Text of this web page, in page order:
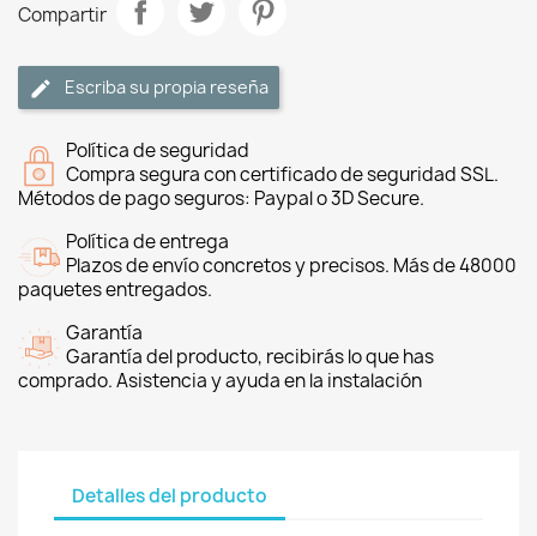
Compartir
Escriba su propia reseña
Política de seguridad
Compra segura con certificado de seguridad SSL.
Métodos de pago seguros: Paypal o 3D Secure.
Política de entrega
Plazos de envío concretos y precisos. Más de 48000
paquetes entregados.
Garantía
Garantía del producto, recibirás lo que has
comprado. Asistencia y ayuda en la instalación
Detalles del producto